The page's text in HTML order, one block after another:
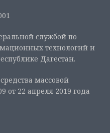
службой по
технологий и
Дагестан.
массовой
22 апреля 2019 года